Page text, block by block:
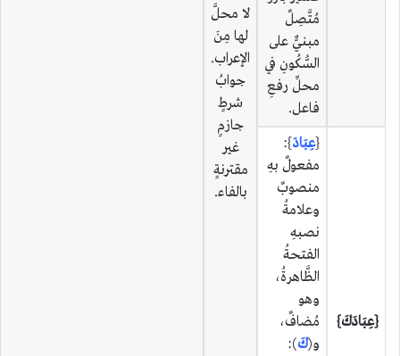
مُتَّصِلٌ
مبنيٌّ على
السُّكُونِ في
محلِّ رفعِ
فاعل.
لا محلَّ
لها مِنَ
الإعراب.
جوابُ
شرطٍ
جازمٍ
غير
مقترنةٍ
بالفاء.
{عِبَادَكَ}
{عِبَادَ}:
مفعولٌ بهِ
منصوبٌ
وعلامةُ
نصبهِ
الفتحةُ
الظَّاهرةُ،
وهو
مُضافٌ،
و(كَ):